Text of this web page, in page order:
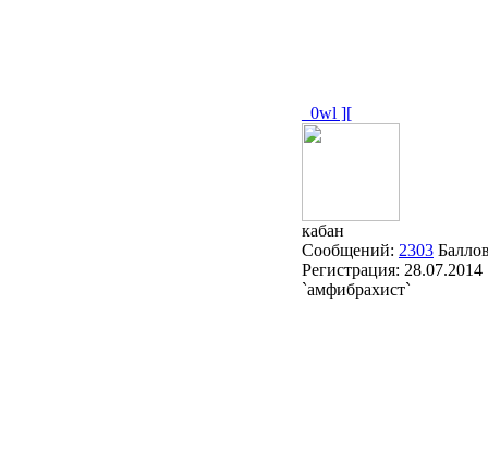
_0wl ][
кабан
Сообщений: 2303
Регистрация: 28.07.2014
`амфибрахист`